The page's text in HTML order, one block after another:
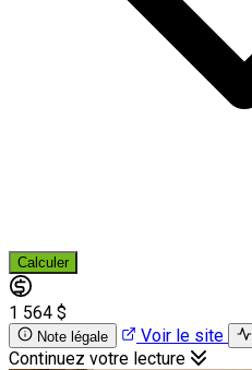
Calculer
1 564 $
Note légale Voir le site
Continuez votre lecture